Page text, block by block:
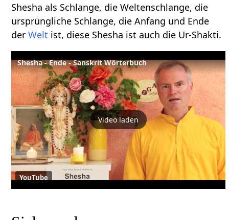
Shesha als Schlange, die Weltenschlange, die
ursprüngliche Schlange, die Anfang und Ende
derWelt ist, diese Shesha ist auch die Ur-Shakti.
Shesha - Ende - Sanskrit Wörterbuch
Video laden
YouTube